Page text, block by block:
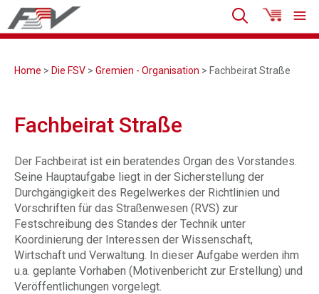
Home > Die FSV > Gremien - Organisation > Fachbeirat Straße
Fachbeirat Straße
Der Fachbeirat ist ein beratendes Organ des Vorstandes.
Seine Hauptaufgabe liegt in der Sicherstellung der
Durchgängigkeit des Regelwerkes der Richtlinien und
Vorschriften für das Straßenwesen (RVS) zur
Festschreibung des Standes der Technik unter
Koordinierung der Interessen der Wissenschaft,
Wirtschaft und Verwaltung. In dieser Aufgabe werden ihm
u.a. geplante Vorhaben (Motivenbericht zur Erstellung) und
Veröffentlichungen vorgelegt.